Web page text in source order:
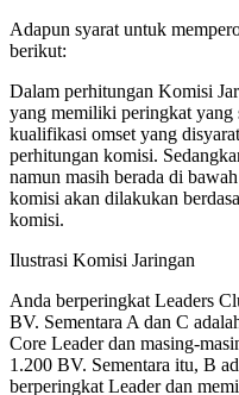
Adapun syarat untuk
berikut:
Dalam perhitungan Komisi
yang memiliki peringkat yang
kualifikasi omset yang
perhitungan komisi.
namun masih berada di
komisi akan dilakukan
komisi.
Ilustrasi Komisi Jaringan
Anda berperingkat Leaders
BV. Sementara A dan C
Core Leader dan masing-
1.200 BV. Sementara itu, B
berperingkat Leader dan